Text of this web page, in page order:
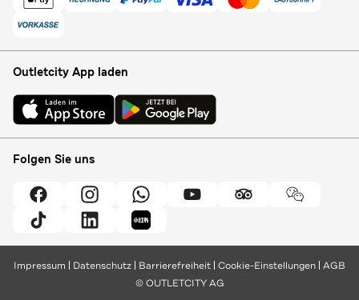
Outletcity App laden
Folgen Sie uns
Impressum Datenschutz Barrierefreiheit Cookie-Einstellungen AGB
© OUTLETCITY AG